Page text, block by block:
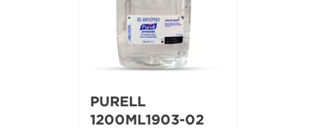
PURELL
1200ML1903-02